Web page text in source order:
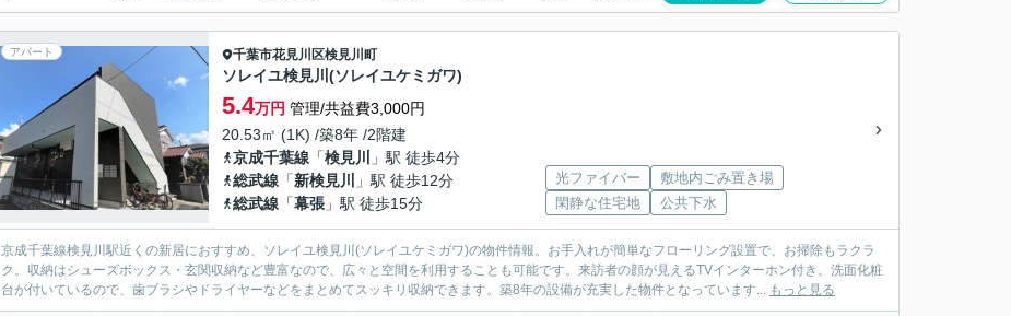
アパート 千葉市花見川区検見川町
ソレイユ検見川(ソレイユケミガワ)
5.4万円 管理/共益費3,000円
20.53㎡ (1K) /築8年 /2階建
京成千葉線 「検見川
」駅 徒歩4分
総武線 「新検見川
」駅 徒歩12分
総武線 「幕張 」駅 徒歩15分
光ファイバー
敷地内ごみ置き場
閑静な住宅地
公共下水
京成千葉線検見川駅近くの新居におすすめ、ソレイユ検見川(ソレイユケミガワ)の物件情報。お手入れが簡単なフローリング設置で、お掃除もラクラ
ク。収納はシューズボックス・玄関収納など豊富なので、広々と空間を利用することも可能です。来訪者の顔が見えるTVインターホン付き。洗面化粧
台が付いているので、歯ブラシやドライヤーなどをまとめてスッキリ収納できます。築8年の設備が充実した物件となっています... もっと見る